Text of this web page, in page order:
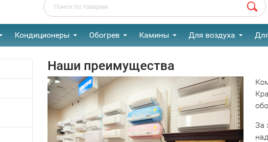
Кондиционеры Обогрев Камины Для воздуха
Наши преимущества
За